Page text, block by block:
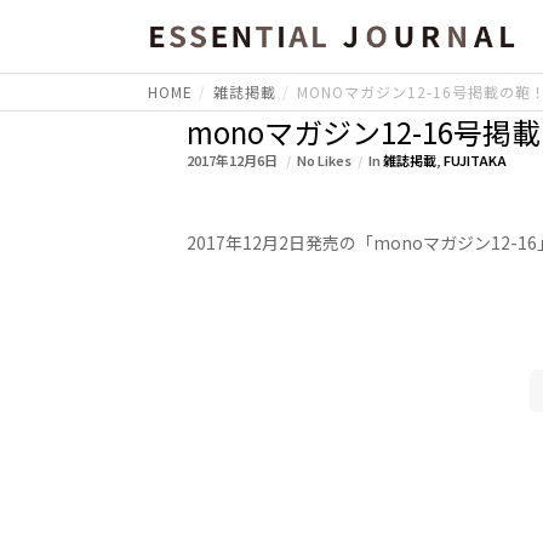
HOME 雑誌掲載 MONOマガジン12-16号掲載の鞄
monoマガジン12-16号掲
2017年12月6日 No Likes In雑誌掲載 ,FUJITAKA
2017年12月2日発売の「monoマガジン12-16